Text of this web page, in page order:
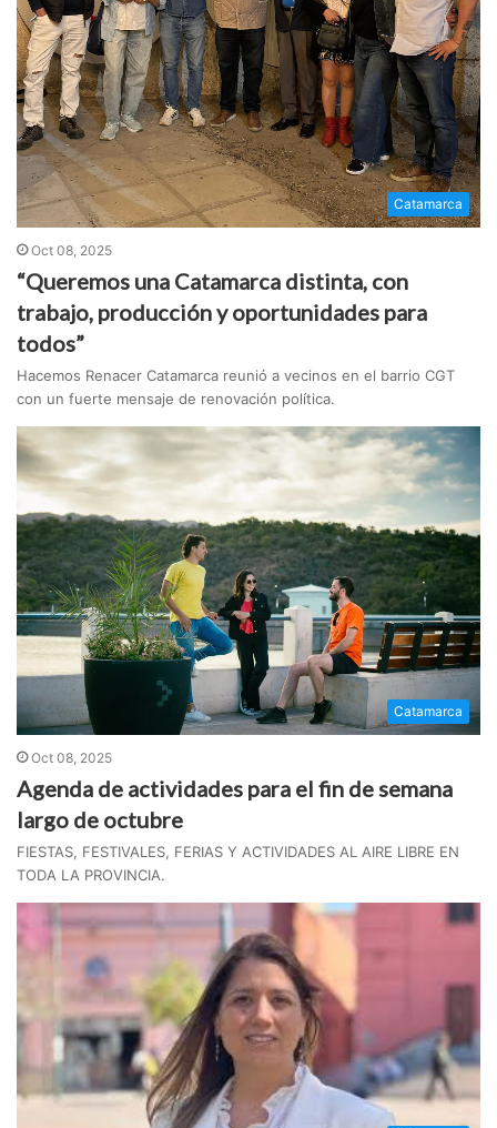
Catamarca
Oct 08, 2025
“Queremos una Catamarca distinta, con
trabajo, producción y oportunidades para
todos”
Hacemos Renacer Catamarca reunió a vecinos en el barrio CGT
con un fuerte mensaje de renovación política.
Catamarca
Oct 08, 2025
Agenda de actividades para el fin de semana
largo de octubre
FIESTAS, FESTIVALES, FERIAS Y ACTIVIDADES AL AIRE LIBRE EN
TODA LA PROVINCIA.